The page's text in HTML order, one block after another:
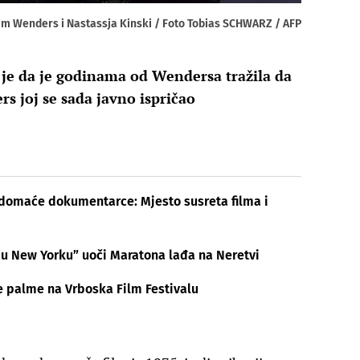
Wenders i Nastassja Kinski / Foto Tobias SCHWARZ / AFP
da je godinama od Wendersa tražila da
joj se sada javno ispričao
dokumentarce: Mjesto susreta filma i
New Yorku” uoči Maratona lađa na Neretvi
na Vrboska Film Festivalu